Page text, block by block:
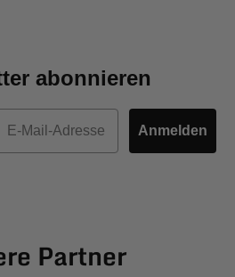
abonnieren
Mail
Anmelden
Partner